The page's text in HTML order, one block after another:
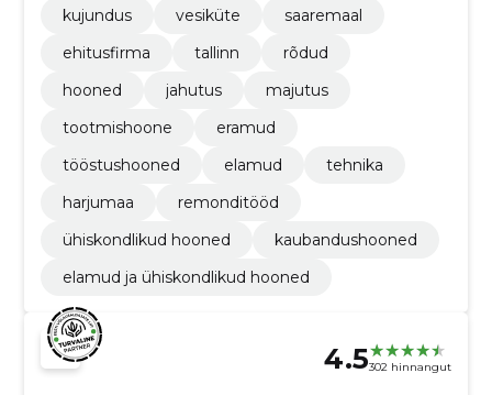
kujundus
vesiküte
saaremaal
ehitusfirma
tallinn
rõdud
hooned
jahutus
majutus
tootmishoone
eramud
tööstushooned
elamud
tehnika
harjumaa
remonditööd
ühiskondlikud hooned
kaubandushooned
elamud ja ühiskondlikud hooned
4.5302 hinnangut